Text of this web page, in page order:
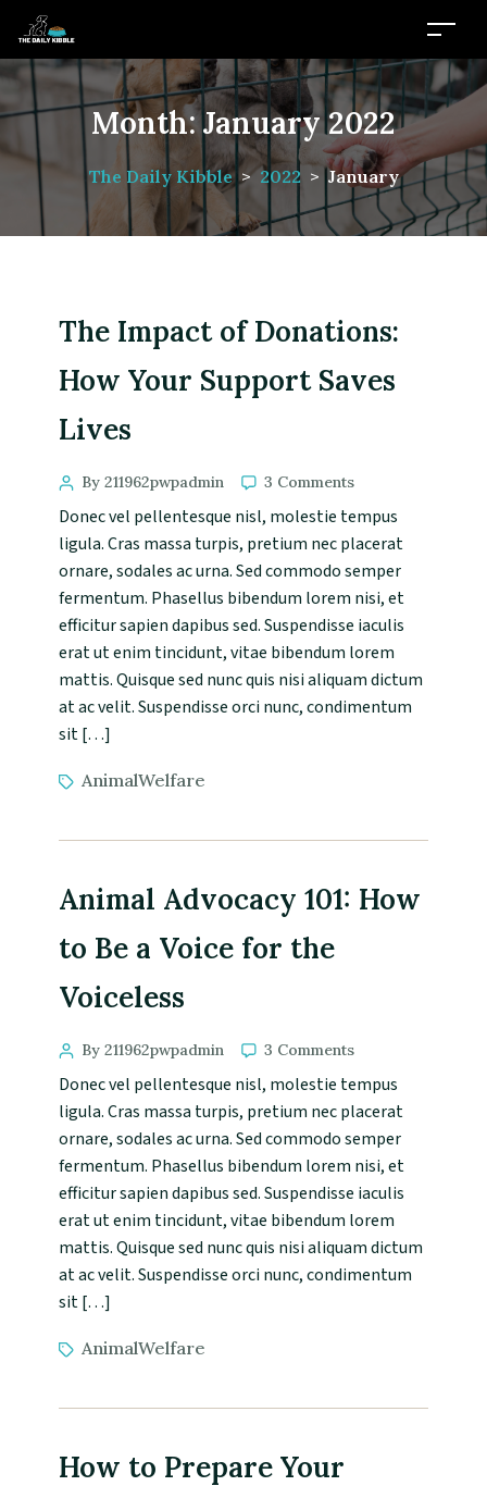
Month:January 2022
The Daily Kibble > 2022 > January
The Impact of Donations:
How Your Support Saves
Lives
By 211962pwpadmin 3 Comments
Donec vel pellentesque nisl, molestie tempus
ligula. Cras massa turpis, pretium nec placerat
ornare, sodales ac urna. Sed commodo semper
fermentum. Phasellus bibendum lorem nisi, et
efficitur sapien dapibus sed. Suspendisse iaculis
erat ut enim tincidunt, vitae bibendum lorem
mattis. Quisque sed nunc quis nisi aliquam dictum
at ac velit. Suspendisse orci nunc, condimentum
sit […]
AnimalWelfare
Animal Advocacy 101: How
to Be a Voice for the
Voiceless
By 211962pwpadmin 3 Comments
Donec vel pellentesque nisl, molestie tempus
ligula. Cras massa turpis, pretium nec placerat
ornare, sodales ac urna. Sed commodo semper
fermentum. Phasellus bibendum lorem nisi, et
efficitur sapien dapibus sed. Suspendisse iaculis
erat ut enim tincidunt, vitae bibendum lorem
mattis. Quisque sed nunc quis nisi aliquam dictum
at ac velit. Suspendisse orci nunc, condimentum
sit […]
AnimalWelfare
How to Prepare Your